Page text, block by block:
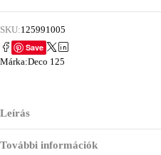
SKU:125991005
Save
Márka:Deco 125
Leírás
További információk